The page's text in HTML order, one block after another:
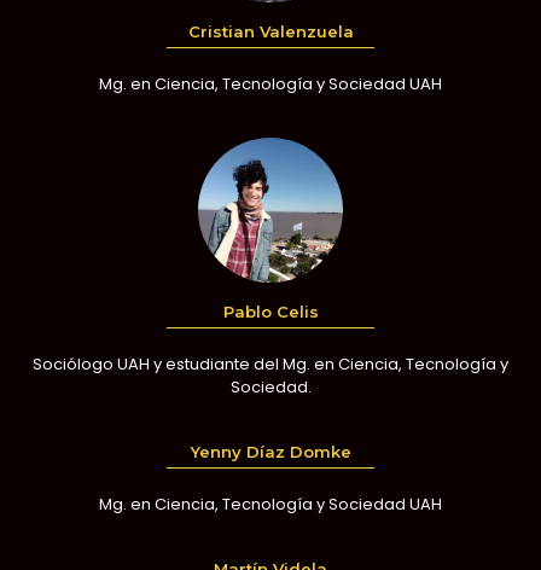
Cristian Valenzuela
Mg. en Ciencia, Tecnología y Sociedad UAH
Pablo Celis
Sociólogo UAH y estudiante del Mg. en Ciencia, Tecnología y
Sociedad.
Yenny Díaz Domke
Mg. en Ciencia, Tecnología y Sociedad UAH